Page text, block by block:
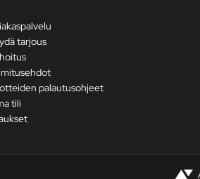
tarjous
palautusohjeet
tili